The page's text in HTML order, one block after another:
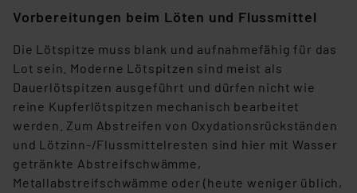
gespeichert werden und dieses Banner erneut
„Einige Drittanbieter verarbeiten personenbezogene
Daten in den USA. Ihre Einwilligung zur Einbindung von
Cookies dieser Drittanbieter umfasst daher ggf. auch
die Verarbeitung Ihrer Daten in den USA gemäß Art. 49
(1) lit. a DSGVO. Nähere Infos zu diesen Drittanbietern
und zu der jeweiligen Datenübermittlung erhalten Sie in
der Datenschutzerklärung. Für die USA besteht kein
Vorbereitungen beim Löten und Flussmittel
Die Lötspitze muss blank und aufnahmefähig für das
Lot sein. Moderne Lötspitzen sind meist als
Dauerlötspitzen ausgeführt und dürfen nicht wie
reine Kupferlötspitzen mechanisch bearbeitet
werden. Zum Abstreifen von Oxydationsrückständen
und Lötzinn-/Flussmittelresten sind hier mit Wasser
getränkte Abstreifschwämme,
Metallabstreifschwämme oder (heute weniger üblich,